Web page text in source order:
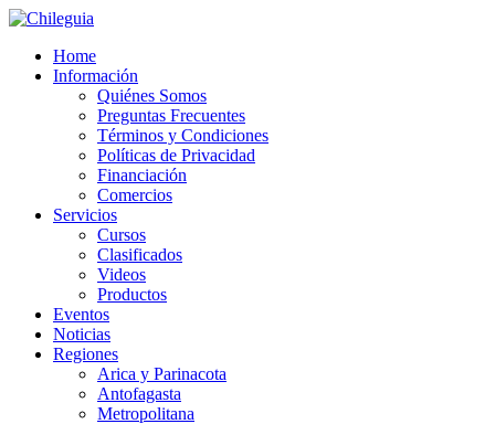
Home
Información
Quiénes Somos
Preguntas Frecuentes
Términos y Condiciones
Políticas de Privacidad
Financiación
Comercios
Servicios
Cursos
Clasificados
Videos
Productos
Eventos
Noticias
Regiones
Arica y Parinacota
Antofagasta
Metropolitana